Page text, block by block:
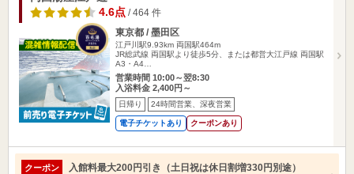
4.6点/ 464 件
東京都 / 墨田区
江戸川駅9.93km 両国駅464m
JR総武線 両国駅より徒歩5分、または都営大江戸線 両国駅
A3・A4…
営業時間 10:00～翌8:30
入浴料金 2,400円～
日帰り 24時間営業、深夜営業
電子チケットあり クーポンあり
クーポン 入館料最大200円引き（土日祝は休日割増330円別途）